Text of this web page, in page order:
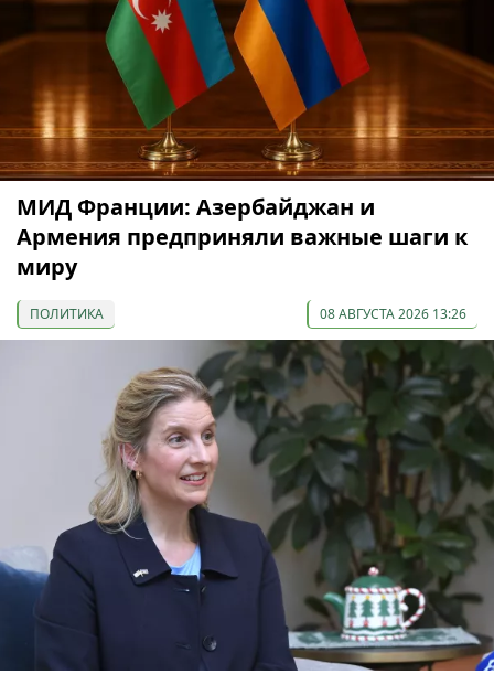
МИД Франции: Азербайджан и
Армения предприняли важные шаги к
миру
ПОЛИТИКА 08 АВГУСТА 2026 13:26